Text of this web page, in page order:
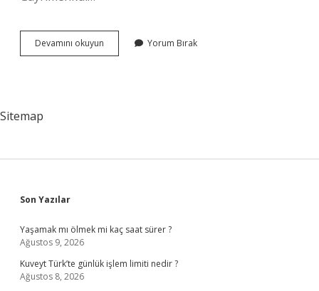
Devamını okuyun
Bakanlığı
Yorum Bırak
Sitemap
Sidebar
Son Yazılar
Yaşamak mı ölmek mi kaç saat sürer ?
Ağustos 9, 2026
Kuveyt Türk’te günlük işlem limiti nedir ?
Ağustos 8, 2026